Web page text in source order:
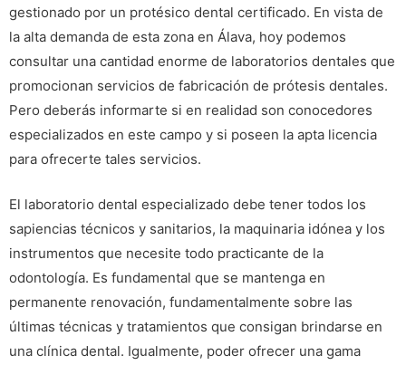
gestionado por un protésico dental certificado. En vista de
la alta demanda de esta zona en Álava, hoy podemos
consultar una cantidad enorme de laboratorios dentales que
promocionan servicios de fabricación de prótesis dentales.
Pero deberás informarte si en realidad son conocedores
especializados en este campo y si poseen la apta licencia
para ofrecerte tales servicios.
El laboratorio dental especializado debe tener todos los
sapiencias técnicos y sanitarios, la maquinaria idónea y los
instrumentos que necesite todo practicante de la
odontología. Es fundamental que se mantenga en
permanente renovación, fundamentalmente sobre las
últimas técnicas y tratamientos que consigan brindarse en
una clínica dental. Igualmente, poder ofrecer una gama